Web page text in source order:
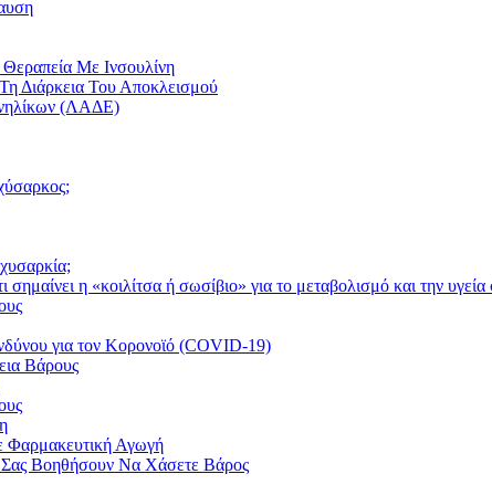
Με Ινσουλίνη
Διάρκεια Του Αποκλεισμού
(ΛΑΔΕ)
σημαίνει η «κοιλίτσα ή σωσίβιο» για το μεταβολισμό και την υγεία
για τον Κορονοϊό (COVID-19)
Βάρους
Φαρμακευτική Αγωγή
Βοηθήσουν Να Χάσετε Βάρος